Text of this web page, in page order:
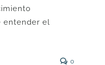
entender el
0